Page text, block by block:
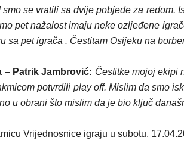
smo se vratili sa dvije pobjede za redom.
pet nažalost imaju neke ozljeđene
sa pet igrača . Čestitam Osijeku na
– Patrik Jambrović: Čestitke mojoj ekipi
potvrdili play off. Mislim da smo
u obrani što mislim da je bio ključ
Vrijednosnice igraju u subotu,